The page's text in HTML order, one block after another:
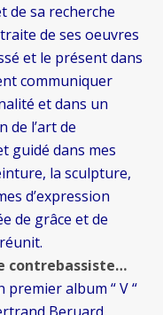
de sa recherche
de ses oeuvres
et le présent dans
communiquer
et dans un
de l’art de
guidé dans mes
la sculpture,
d’expression
de grâce et de
contrebassiste…
premier album “ V “